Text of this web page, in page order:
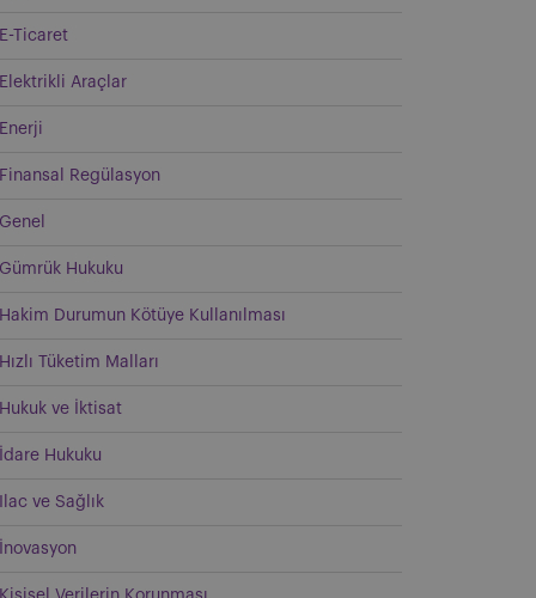
E-Ticaret
Elektrikli Araçlar
Enerji
Finansal Regülasyon
Genel
Gümrük Hukuku
Hakim Durumun Kötüye Kullanılması
Hızlı Tüketim Malları
Hukuk ve İktisat
İdare Hukuku
Ilac ve Sağlık
İnovasyon